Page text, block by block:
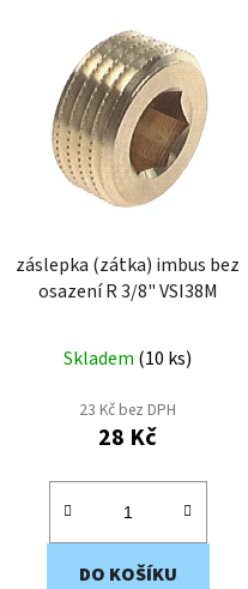
záslepka (zátka) imbus bez
osazení R 3/8" VSI38M
Skladem (10 ks)
23 Kč bez DPH
28 Kč
DO KOŠÍKU